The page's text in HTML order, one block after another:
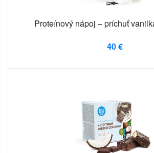
Proteínový nápoj – príchuť
40 €